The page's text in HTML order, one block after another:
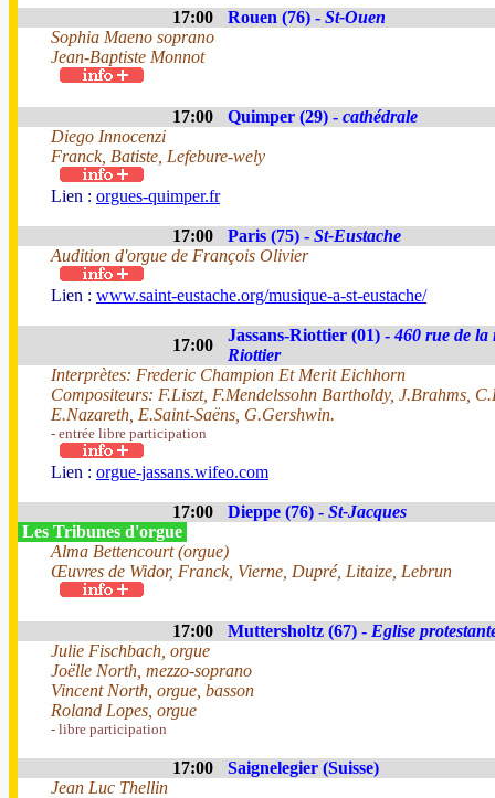
17:00 Rouen (76) - St-Ouen
Sophia Maeno soprano
Jean-Baptiste Monnot
17:00 Quimper (29) - cathédrale
Diego Innocenzi
Franck, Batiste, Lefebure-wely
Lien : orgues-quimper.fr
17:00 Paris (75) - St-Eustache
Audition d'orgue de François Olivier
Lien : www.saint-eustache.org/musique-a-st-eustache/
17:00
Jassans-Riottier (01) - 460 rue de la
Riottier
Interprètes: Frederic Champion Et Merit Eichhorn
Compositeurs: F.Liszt, F.Mendelssohn Bartholdy, J.Brahms,
E.Nazareth, E.Saint-Saëns, G.Gershwin.
- entrée libre participation
Lien : orgue-jassans.wifeo.com
17:00 Dieppe (76) - St-Jacques
Les Tribunes d'orgue
Alma Bettencourt (orgue)
Œuvres de Widor, Franck, Vierne, Dupré, Litaize, Lebrun
17:00 Muttersholtz (67) - Eglise
Julie Fischbach, orgue
Joëlle North, mezzo-soprano
Vincent North, orgue, basson
Roland Lopes, orgue
- libre participation
17:00
Saignelegier (Suisse)
Jean Luc Thellin